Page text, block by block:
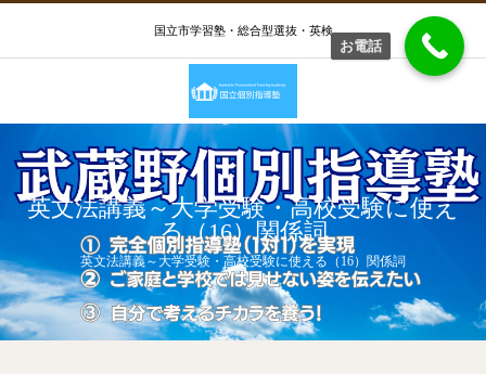
国立市学習塾・総合型選抜・英検
英文法講義～大学受験・高校受験に使え
る（16）関係詞
英文法講義～大学受験・高校受験に使える（16）関係詞
お電話